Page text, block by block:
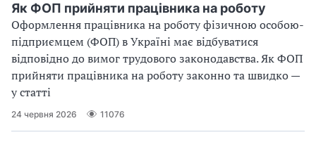
Як ФОП прийняти працівника на роботу
Оформлення працівника на роботу фізичною особою-
підприємцем (ФОП) в Україні має відбуватися
відповідно до вимог трудового законодавства. Як ФОП
прийняти працівника на роботу законно та швидко —
у статті
24 червня 2026 11076